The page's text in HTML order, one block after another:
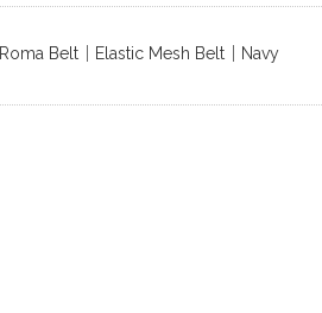
Roma Belt｜Elastic Mesh Belt｜Navy